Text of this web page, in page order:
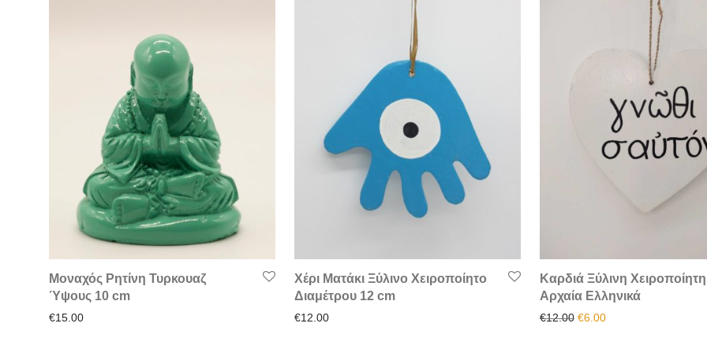
Μοναχός Ρητίνη Τυρκουαζ
Ύψους 10 cm
€15.00
Χέρι Ματάκι Ξύλινο Χειροποίητο
Διαμέτρου 12 cm
€12.00
Καρδιά Ξύλινη Χειροποίητη
Αρχαία Ελληνικά
€12.00 Original price was: €12.00.
€6.00Η τρέχουσα τιμή